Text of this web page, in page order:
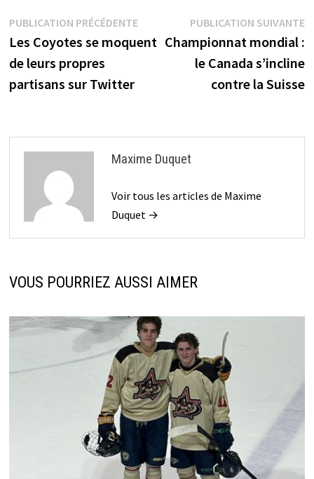
Navigation
de
l’article
PUBLICATION PRÉCÉDENTEPublication
précédente :
Les Coyotes se moquent
de leurs propres
partisans sur Twitter
PUBLICATION SUIVANTE
Championnat mondial :
le Canada s’incline
contre la Suisse
Maxime Duquet
Voir tous les articles de Maxime
Duquet →
VOUS POURRIEZ AUSSI AIMER